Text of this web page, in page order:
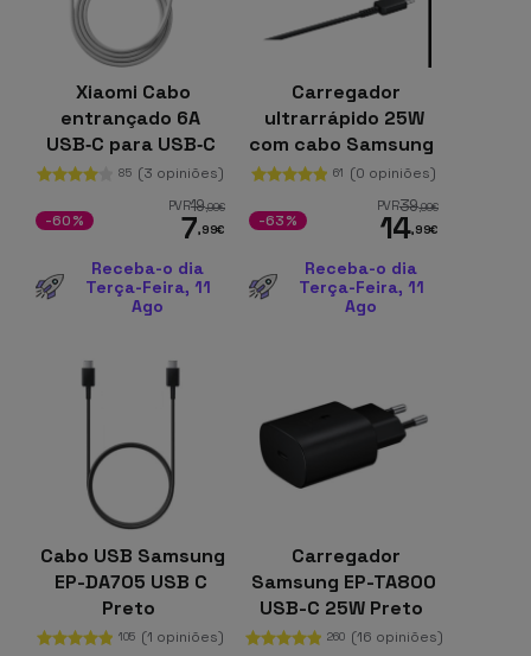
Xiaomi Cabo
entrançado 6A
USB‑C para USB‑C
120 W 1 m
85 (3 opiniões)
PVR19,99€
7,99€
-60%
Receba-o dia
Terça-Feira, 11
Ago
Carregador
ultrarrápido 25W
com cabo Samsung
61 (0 opiniões)
PVR39,99€
14,99€
-63%
Receba-o dia
Terça-Feira, 11
Ago
Cabo USB Samsung
EP-DA705 USB C
Preto
105 (1 opiniões)
Carregador
Samsung EP-TA800
USB-C 25W Preto
260 (16 opiniões)